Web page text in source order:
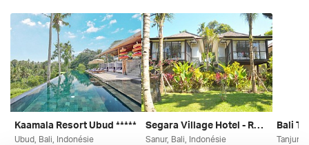
Kaamala Resort Ubud *****
Ubud, Bali, Indonésie
Segara Village Hotel - Renovace Od Dubna 2026 ****
Sanur, Bali, Indonésie
Tanjung